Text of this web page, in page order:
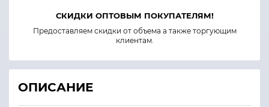
СКИДКИ ОПТОВЫМ ПОКУПАТЕЛЯМ!
Предоставляем скидки от объема а также торгующим
клиентам.
ОПИСАНИЕ